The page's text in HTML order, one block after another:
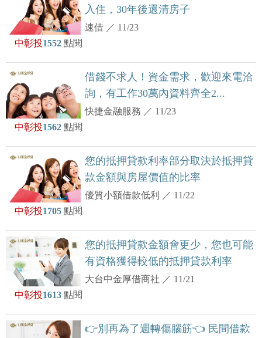
入住，30年後還清房子
速借 ／ 11/23
中彰投1552 點閱
借錢不求人！資金需求，歡迎來電洽
詢，有工作30萬內資料齊全2...
快捷金融服務 ／ 11/23
中彰投1562 點閱
您的抵押貸款利率部分取決於抵押貸
款金額與房屋價值的比率
優質小額借款低利 ／ 11/22
中彰投1705 點閱
您的抵押貸款金額會更少，您也可能
有資格獲得較低的抵押貸款利率
大台中金厚借商社 ／ 11/21
中彰投1613 點閱
👉別再為了週轉傷腦筋👈 民間借款